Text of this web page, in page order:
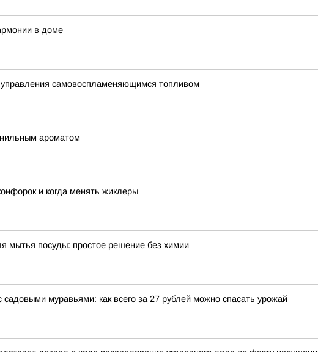
в доме
самовоспламеняющимся топливом
ароматом
и когда менять жиклеры
мытья посуды: простое решение без химии
муравьями: как всего за 27 рублей можно спасать урожай